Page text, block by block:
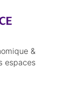
&
espaces